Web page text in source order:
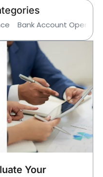
Bank Account Opening
Your